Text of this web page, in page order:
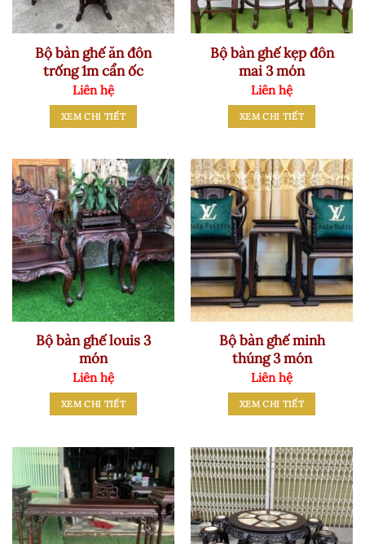
Bộ bàn ghế ăn đôn
trống 1m cẩn ốc
Liên hệ
XEM CHI TIẾT
Bộ bàn ghế kẹp đôn
mai 3 món
Liên hệ
XEM CHI TIẾT
Bộ bàn ghế louis 3
món
Liên hệ
XEM CHI TIẾT
Bộ bàn ghế minh
thúng 3 món
Liên hệ
XEM CHI TIẾT